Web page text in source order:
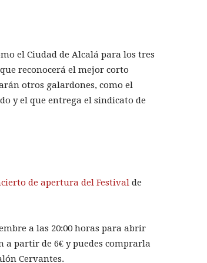
el Ciudad de Alcalá para los tres
reconocerá el mejor corto
otros galardones, como el
y el que entrega el sindicato de
de apertura del Festival de
a las 20:00 horas para abrir
a partir de 6€ y puedes comprarla
Cervantes.